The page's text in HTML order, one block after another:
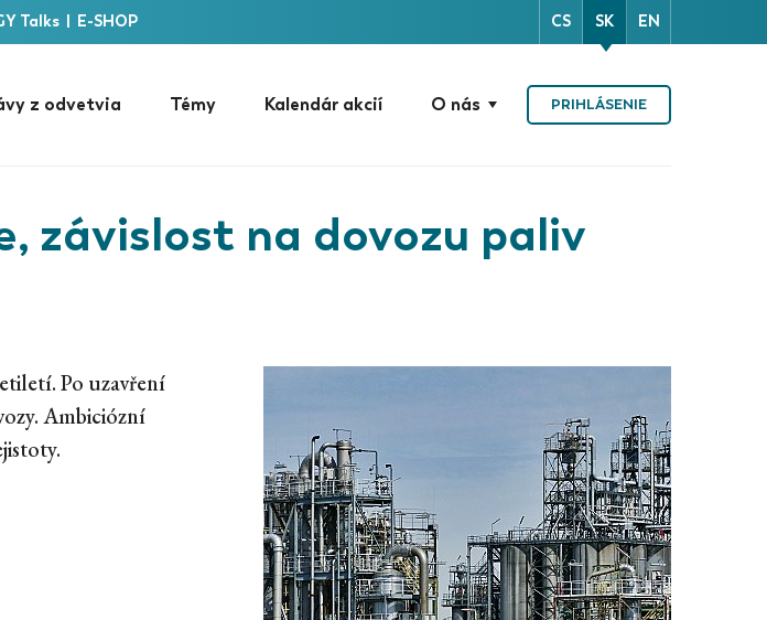
Talks E-SHOP CS SK EN
z odvetvia Témy Kalendár akcií O nás PRIHLÁSENIE
závislost na dovozu paliv
Po uzavření
Ambiciózní